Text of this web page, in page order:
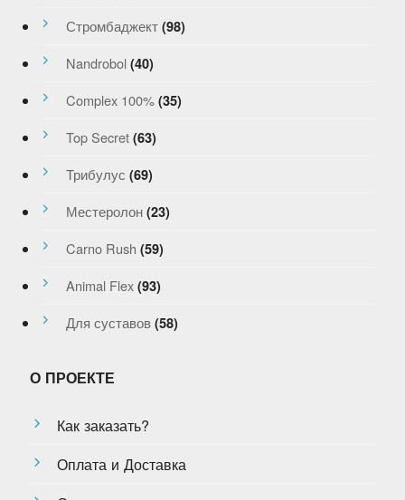
Стромбаджект (98)
Nandrobol (40)
Complex 100% (35)
Top Secret (63)
Трибулус (69)
Местеролон (23)
Carno Rush (59)
Animal Flex (93)
Для суставов (58)
О ПРОЕКТЕ
Как заказать?
Оплата и Доставка